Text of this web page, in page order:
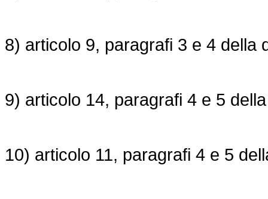
8) articolo 9, paragrafi 3 e 4 della
9) articolo 14, paragrafi 4 e 5
10) articolo 11, paragrafi 4 e 5